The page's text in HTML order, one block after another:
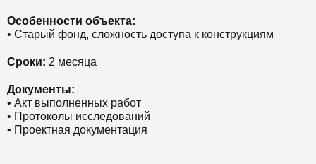
Особенности объекта:
• Старый фонд, сложность доступа к конструкциям
Сроки: 2 месяца
Документы:
• Акт выполненных работ
• Протоколы исследований
• Проектная документация